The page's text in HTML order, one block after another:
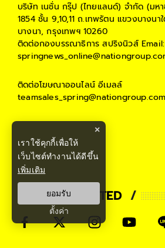
บริษัท เนชั่น กรุ๊ป (ไทยแลนด์) จำกัด (มห
1854 ชั้น 9,10,11 ถ.เทพรัตน แขวงบางนา
บางนา, กรุงเทพฯ 10260
ติดต่อกองบรรณาธิการ สปริงนิวส์Email:
ติดต่อโฆษณาออนไลน์ อีเมลล์
teamsales_spring@nationgroup.com
STAY CONNECTED
×
เราใช้คุกกี้เพื่อให้
เว็บไซต์ทำงานได้ดีขึ้น
เพิ่มเติม
ยอมรับ
ตั้งค่า